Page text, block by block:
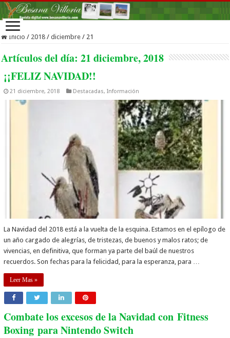
Inicio / 2018 / diciembre / 21
Artículos del día:21 diciembre, 2018
¡¡FELIZ NAVIDAD!!
21 diciembre, 2018 Destacadas,Información
La Navidad del 2018 está a la vuelta de la esquina. Estamos en el epílogo de
un año cargado de alegrías, de tristezas, de buenos y malos ratos; de
vivencias, en definitiva, que forman ya parte del baúl de nuestros
recuerdos. Son fechas para la felicidad, para la esperanza, para …
Leer Mas »
Combate los excesos de la Navidad con Fitness
Boxing para Nintendo Switch